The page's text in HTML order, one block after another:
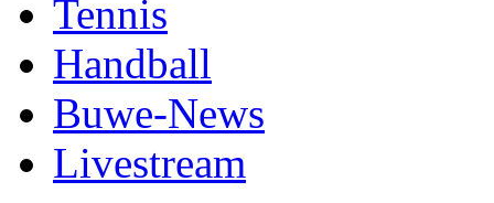
Tennis
Handball
Buwe-News
Livestream